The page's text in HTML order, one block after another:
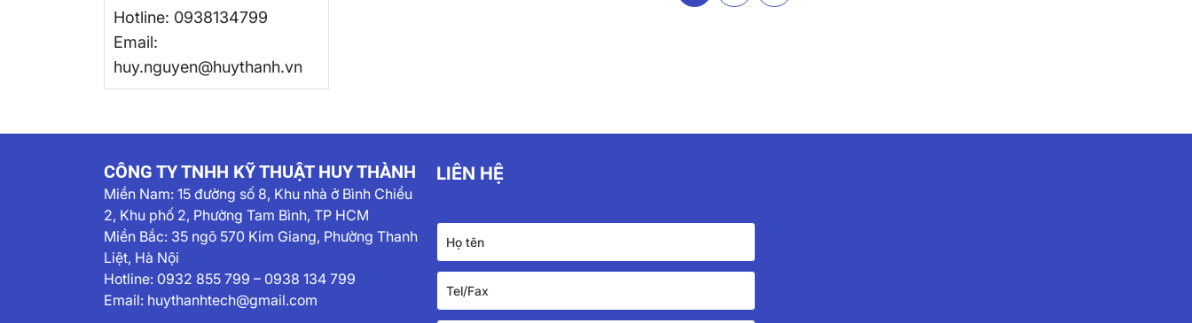
Hotline: 0938134799
Email:
huy.nguyen@huythanh.vn
CÔNG TY TNHH KỸ THUẬT HUY THÀNH
Miền Nam: 15 đường số 8, Khu nhà ở Bình Chiểu
2, Khu phố 2, Phường Tam Bình, TP HCM
Miền Bắc: 35 ngõ 570 Kim Giang, Phường Thanh
Liệt, Hà Nội
Hotline: 0932 855 799 – 0938 134 799
Email: huythanhtech@gmail.com
LIÊN HỆ